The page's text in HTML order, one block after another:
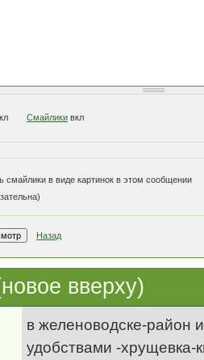
Смайлики вкл
смайлики в виде картинок в этом сообщении
Назад
вверху)
в желеноводске-район
удобствами -